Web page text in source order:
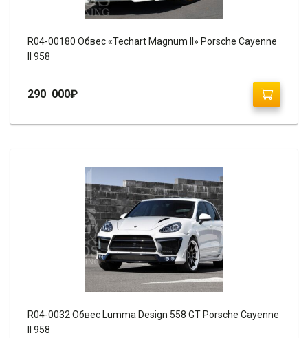
R04-00180 Обвес «Techart Magnum II» Porsche Cayenne
II 958
290 000₽
R04-0032 Обвес Lumma Design 558 GT Porsche Cayenne
II 958